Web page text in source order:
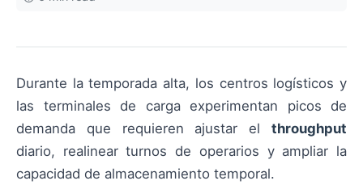
Durante la temporada alta, los centros logísticos y
las terminales de carga experimentan picos de
demanda que requieren ajustar el throughput
diario, realinear turnos de operarios y ampliar la
capacidad de almacenamiento temporal.